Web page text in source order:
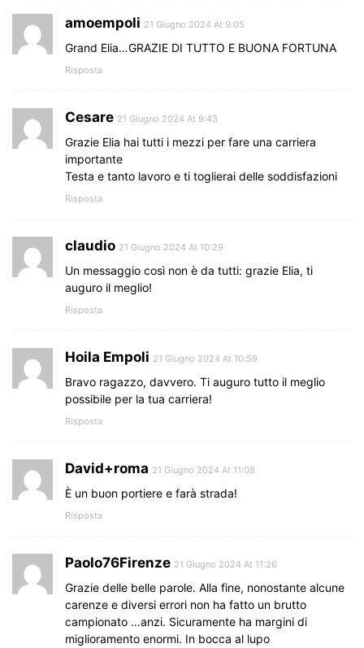
amoempoli 21 Giugno 2024 At 9:05
Grand Elia…GRAZIE DI TUTTO E BUONA FORTUNA
Risposta
Cesare 21 Giugno 2024 At 9:43
Grazie Elia hai tutti i mezzi per fare una carriera
importante
Testa e tanto lavoro e ti toglierai delle soddisfazioni
Risposta
claudio 21 Giugno 2024 At 10:29
Un messaggio così non è da tutti: grazie Elia, ti
auguro il meglio!
Risposta
Hoila Empoli 21 Giugno 2024 At 10:59
Bravo ragazzo, davvero. Ti auguro tutto il meglio
possibile per la tua carriera!
Risposta
David+roma 21 Giugno 2024 At 11:08
È un buon portiere e farà strada!
Risposta
Paolo76Firenze 21 Giugno 2024 At 11:26
Grazie delle belle parole. Alla fine, nonostante alcune
carenze e diversi errori non ha fatto un brutto
campionato …anzi. Sicuramente ha margini di
miglioramento enormi. In bocca al lupo